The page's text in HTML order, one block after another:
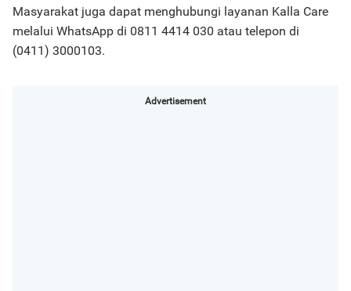
Masyarakat juga dapat menghubungi layanan Kalla Care
melalui WhatsApp di 0811 4414 030 atau telepon di
(0411) 3000103.
Advertisement